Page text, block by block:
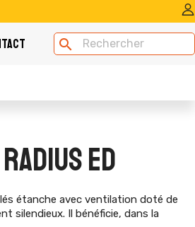
search
ED
étanche avec ventilation doté de
silendieux. Il bénéficie, dans la